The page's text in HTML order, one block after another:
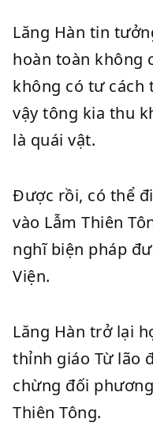
Lăng Hàn tin
hoàn toàn không
không có tư cách
vậy tông kia thu
là quái vật.
Được rồi, có thể
vào Lẫm Thiên
nghĩ biện pháp
Viện.
Lăng Hàn trở lại
thỉnh giáo Từ lão
chừng đối
Thiên Tông.